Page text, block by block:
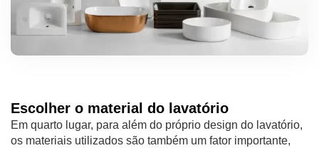
Escolher o material do lavatório
Em quarto lugar, para além do próprio design do lavatório,
os materiais utilizados são também um fator importante,